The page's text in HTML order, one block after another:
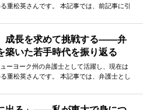
重松英さんです。 本記事では、前記事に引
これからキャリアを考える方々へのアドバ
迷っている方にとっても、参考となる指針
成長を求めて挑戦する——弁
築いた若手時代を振り返る
ーヨーク州の弁護士として活躍し、現在は
重松英さんです。 本記事では、弁護士とし
だ、一流事務所の仕事の基準。そして、さ
歴の裏側には、自分なりの答えを探し続け